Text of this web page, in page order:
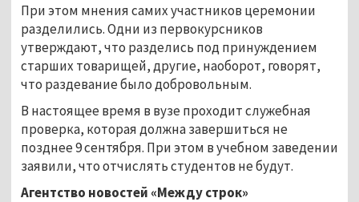
При этом мнения самих участников церемонии
разделились. Одни из первокурсников
утверждают, что разделись под принуждением
старших товарищей, другие, наоборот, говорят,
что раздевание было добровольным.
В настоящее время в вузе проходит служебная
проверка, которая должна завершиться не
позднее 9 сентября. При этом в учебном заведении
заявили, что отчислять студентов не будут.
Агентство новостей «Между строк»